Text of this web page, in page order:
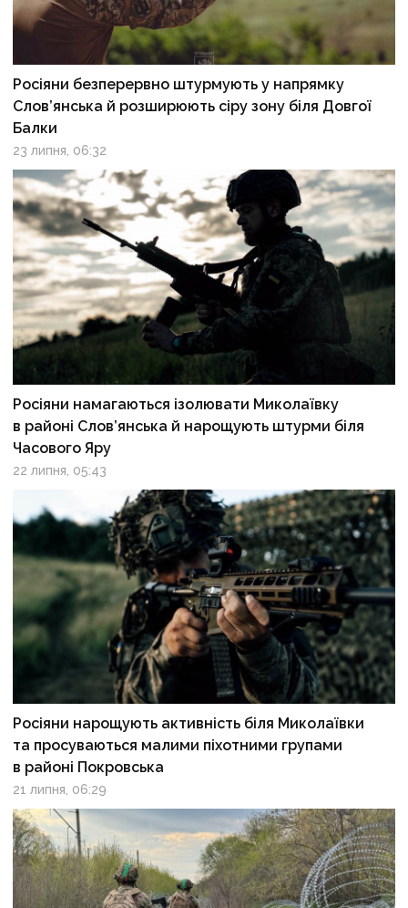
Росіяни безперервно штурмують у напрямку
Слов’янська й розширюють сіру зону біля Довгої
Балки
23 липня, 06:32
Росіяни намагаються ізолювати Миколаївку
в районі Слов’янська й нарощують штурми біля
Часового Яру
22 липня, 05:43
Росіяни нарощують активність біля Миколаївки
та просуваються малими піхотними групами
в районі Покровська
21 липня, 06:29